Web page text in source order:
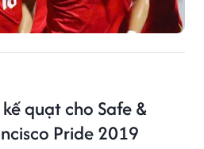
quạt cho Safe &
Pride 2019